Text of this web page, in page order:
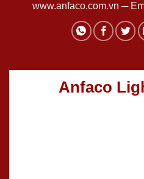
www.anfaco.com.vn ─
Anfaco